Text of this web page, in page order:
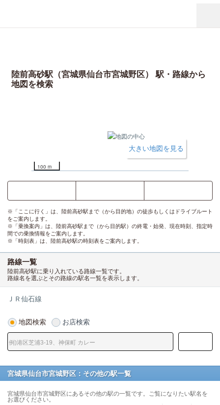
陸前高砂駅（宮城県仙台市宮城野区） 駅・路線から
地図を検索
100 m
大きい地図を見る
※「ここに行く」は、陸前高砂駅まで（から目的地）の徒歩もしくはドライブルート
をご案内します。
※「乗換案内」は、陸前高砂駅まで（から目的駅）の終電・始発、現在時刻、指定時
間での乗換情報をご案内します。
※「時刻表」は、陸前高砂駅の時刻表をご案内します。
路線一覧
陸前高砂駅に乗り入れている路線一覧です。
路線名を選ぶとその路線の駅名一覧を表示します。
ＪＲ仙石線
地図検索 お店検索
宮城県仙台市宮城野区：その他の駅一覧
宮城県仙台市宮城野区にあるその他の駅の一覧です。ご覧になりたい駅名を
お選びください。